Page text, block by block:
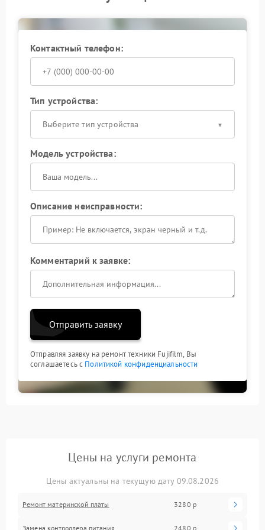
корректный ремонт возвращают камере полную
функциональность и надежность при дальнейшей
эксплуатации.
Контактный телефон:
Тип устройства:
Выберите тип устройства
Модель устройства:
Описание неисправности:
Комментарий к заявке:
Отправить заявку
Отправляя заявку на ремонт техники Fujifilm, Вы
соглашаетесь с Политикой конфиденциальности
Цены на услуги ремонта
Цены актуальны на текущую дату 09.08.2026
Ремонт материнской платы 3280 р
Замена контроллера питания 2480 р